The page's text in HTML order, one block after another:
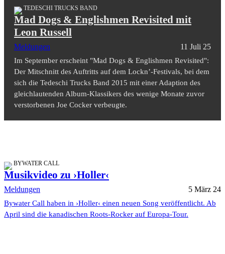
TEDESCHI TRUCKS BAND
Mad Dogs & Englishmen Revisited mit
Leon Russell
Meldungen 11 Juli 25
Im September erscheint "Mad Dogs & Englishmen Revisited":
Der Mitschnitt des Auftritts auf dem Lockn’-Festivals, bei dem
sich die Tedeschi Trucks Band 2015 mit einer Adaption des
gleichlautenden Album-Klassikers des wenige Monate zuvor
verstorbenen Joe Cocker verbeugte.
BYWATER CALL
Musikvideo zu ›Holler‹
Meldungen 5 März 24
Bywater Call haben in ›Holler‹ einen neuen Song veröffentlicht. Ab
April sind die kanadischen Roots-Rocker auf Europa-Tour.